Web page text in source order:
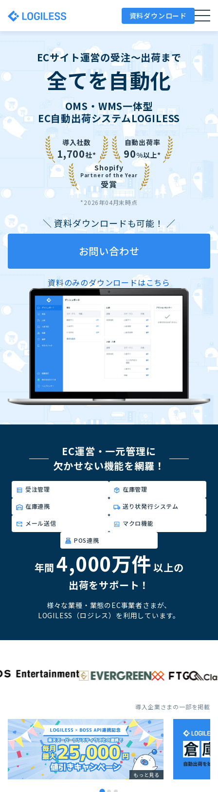
資料ダウンロード
ECサイト運営の受注〜出荷まで
全てを自動化
OMS・WMS一体型
EC自動出荷システムLOGILESS
導入社数
1,700社*
自動出荷率
90%以上*
Shopify
Partner of the Year
受賞
*2026年04月末時点
＼ 資料ダウンロードも可能！ ／
お問い合わせ
資料のみのダウンロードはこちら
EC運営・一元管理に
欠かせない機能を網羅！
受注管理 在庫管理
在庫連携 送り状発行システム
メール送信 マクロ機能
POS連携
年間 4,000万件以上の
出荷をサポート！
様々な業種・業態のEC事業者さまが、
LOGILESS（ロジレス）を利用しています。
導入企業さまの一部を掲載
もっと見る